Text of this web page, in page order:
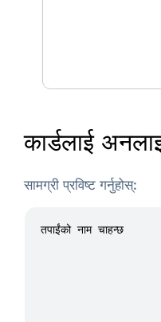
कार्डलाई
सामग्री प्रविष्ट गर्नुहोस्: